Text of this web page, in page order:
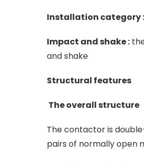
Installation category :
Impact and shake :
and shake
Structural features
The overall structure
The contactor is
pairs of normally open